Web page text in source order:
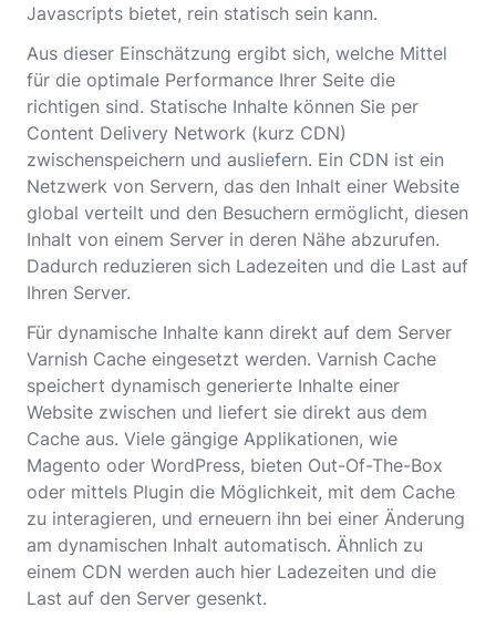
Javascripts bietet, rein statisch sein kann.
Aus dieser Einschätzung ergibt sich, welche Mittel
für die optimale Performance Ihrer Seite die
richtigen sind. Statische Inhalte können Sie per
Content Delivery Network (kurz CDN)
zwischenspeichern und ausliefern. Ein CDN ist ein
Netzwerk von Servern, das den Inhalt einer Website
global verteilt und den Besuchern ermöglicht, diesen
Inhalt von einem Server in deren Nähe abzurufen.
Dadurch reduzieren sich Ladezeiten und die Last auf
Ihren Server.
Für dynamische Inhalte kann direkt auf dem Server
Varnish Cache eingesetzt werden. Varnish Cache
speichert dynamisch generierte Inhalte einer
Website zwischen und liefert sie direkt aus dem
Cache aus. Viele gängige Applikationen, wie
Magento oder WordPress, bieten Out-Of-The-Box
oder mittels Plugin die Möglichkeit, mit dem Cache
zu interagieren, und erneuern ihn bei einer Änderung
am dynamischen Inhalt automatisch. Ähnlich zu
einem CDN werden auch hier Ladezeiten und die
Last auf den Server gesenkt.